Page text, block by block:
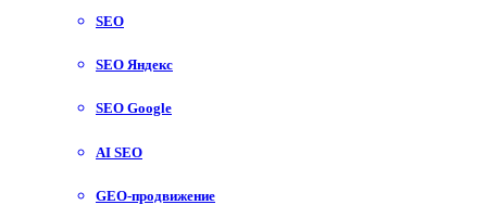
SEO
SEO Яндекс
SEO Google
AI SEO
GEO-продвижение